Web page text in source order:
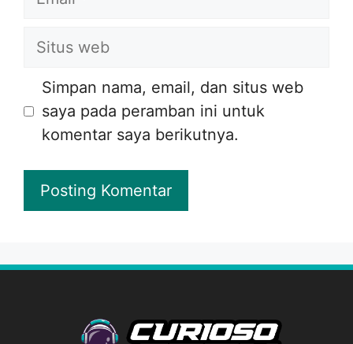
Situs
Simpan nama, email, dan situs web
saya pada peramban ini untuk
komentar saya berikutnya.